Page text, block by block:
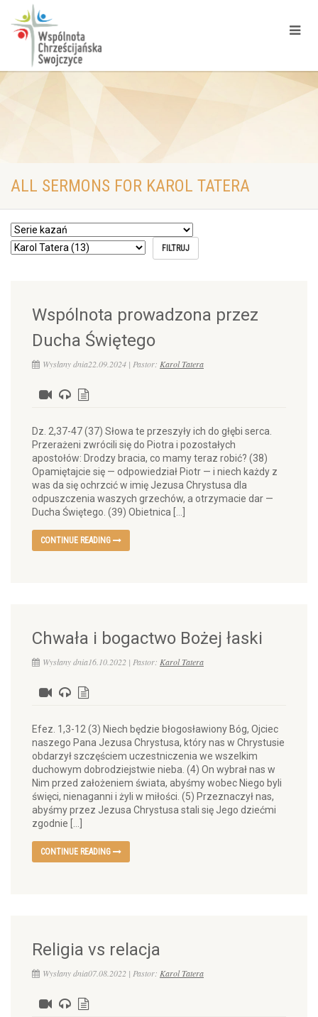
ALL SERMONS FOR KAROL TATERA
Wspólnota prowadzona przez
Ducha Świętego
Wysłany dnia22.09.2024 | Pastor: Karol Tatera
Dz. 2,37-47 (37) Słowa te przeszyły ich do głębi serca.
Przerażeni zwrócili się do Piotra i pozostałych
apostołów: Drodzy bracia, co mamy teraz robić? (38)
Opamiętajcie się — odpowiedział Piotr — i niech każdy z
was da się ochrzcić w imię Jezusa Chrystusa dla
odpuszczenia waszych grzechów, a otrzymacie dar —
Ducha Świętego. (39) Obietnica […]
CONTINUE READING
Chwała i bogactwo Bożej łaski
Wysłany dnia16.10.2022 | Pastor: Karol Tatera
Efez. 1,3-12 (3) Niech będzie błogosławiony Bóg, Ojciec
naszego Pana Jezusa Chrystusa, który nas w Chrystusie
obdarzył szczęściem uczestniczenia we wszelkim
duchowym dobrodziejstwie nieba. (4) On wybrał nas w
Nim przed założeniem świata, abyśmy wobec Niego byli
święci, nienaganni i żyli w miłości. (5) Przeznaczył nas,
abyśmy przez Jezusa Chrystusa stali się Jego dziećmi
zgodnie […]
CONTINUE READING
Religia vs relacja
Wysłany dnia07.08.2022 | Pastor: Karol Tatera